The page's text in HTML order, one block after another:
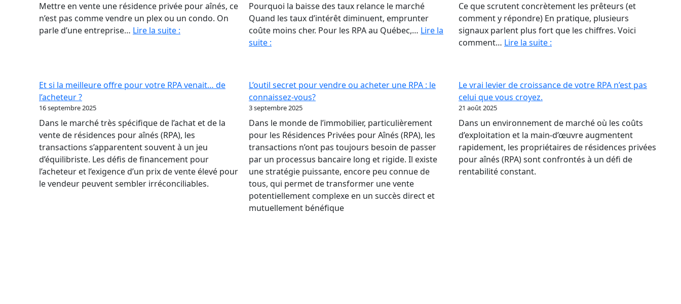
qui
coûtent
le
Mettre en vente une résidence privée pour aînés, ce
n’est pas comme vendre un plex ou un condo. On
parle d’une entreprise… Lire la suite :
où
on
n’a
jamais
vendu
d’entreprise?
Pourquoi la baisse des taux relance le marché
Quand les taux d’intérêt diminuent, emprunter
coûte moins cher. Pour les RPA au Québec,… Lire la
suite :
Taux
Relance
marché
immobilier
des
RPA
Ce que scrutent concrètement les prêteurs (et
comment y répondre) En pratique, plusieurs
signaux parlent plus fort que les chiffres. Voici
comment… Lire la suite :
transformer
en
levier
bancaire
Et si la meilleure offre pour votre RPA venait… de
l’acheteur ?
16 septembre 2025
Dans le marché très spécifique de l’achat et de la
vente de résidences pour aînés (RPA), les
transactions s’apparentent souvent à un jeu
d’équilibriste. Les défis de financement pour
l’acheteur et l’exigence d’un prix de vente élevé pour
le vendeur peuvent sembler irréconciliables.
L’outil secret pour vendre ou acheter une RPA : le
connaissez-vous?
3 septembre 2025
Dans le monde de l’immobilier, particulièrement
pour les Résidences Privées pour Aînés (RPA), les
transactions n’ont pas toujours besoin de passer
par un processus bancaire long et rigide. Il existe
une stratégie puissante, encore peu connue de
tous, qui permet de transformer une vente
potentiellement complexe en un succès direct et
mutuellement bénéfique
Le vrai levier de croissance de votre RPA n’est pas
celui que vous croyez.
21 août 2025
Dans un environnement de marché où les coûts
d’exploitation et la main-d’œuvre augmentent
rapidement, les propriétaires de résidences privées
pour aînés (RPA) sont confrontés à un défi de
rentabilité constant.